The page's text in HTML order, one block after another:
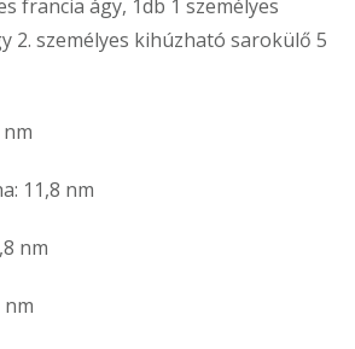
francia ágy, 1db 1 személyes
2. személyes kihúzható sarokülő 5
11,8 nm
nm
nm